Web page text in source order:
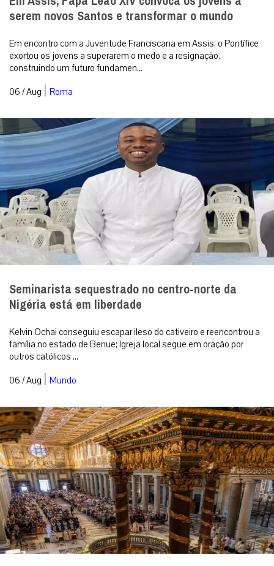
serem novos Santos e transformar o mundo
Em encontro com a Juventude Franciscana em Assis, o Pontífice
exortou os jovens a superarem o medo e a resignação,
construindo um futuro fundamen...
06 / Aug | Roma
Seminarista sequestrado no centro-norte da
Nigéria está em liberdade
Kelvin Ochai conseguiu escapar ileso do cativeiro e reencontrou a
família no estado de Benue; Igreja local segue em oração por
outros católicos ...
06 / Aug | Mundo